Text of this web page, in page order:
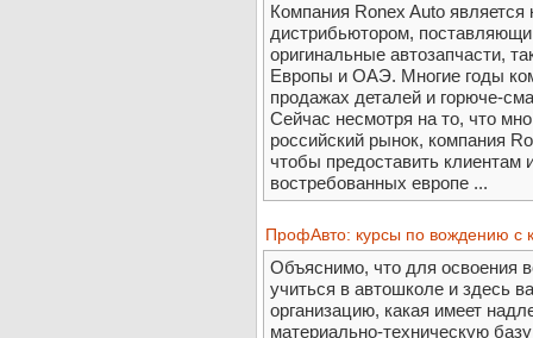
Компания Ronex Auto
дистрибьютором,
оригинальные автозапчасти,
Европы и ОАЭ. Многие годы
продажах деталей и горюче-
Сейчас несмотря на то, что
российский рынок, компания
чтобы предоставить клиентам
востребованных европе ...
ПрофАвто: курсы по вождению с
Объяснимо, что для освоения
учиться в автошколе и здесь
организацию, какая имеет
материально-техническую